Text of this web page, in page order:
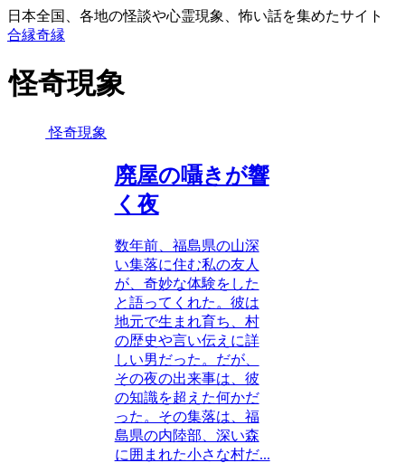
日本全国、各地の怪談や心霊現象、怖い話を集めたサイト
合縁奇縁
怪奇現象
怪奇現象
廃屋の囁きが響
く夜
数年前、福島県の山深
い集落に住む私の友人
が、奇妙な体験をした
と語ってくれた。彼は
地元で生まれ育ち、村
の歴史や言い伝えに詳
しい男だった。だが、
その夜の出来事は、彼
の知識を超えた何かだ
った。その集落は、福
島県の内陸部、深い森
に囲まれた小さな村だ...